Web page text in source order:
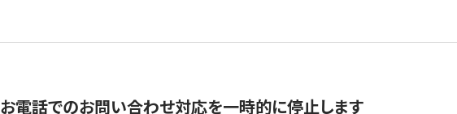
お電話でのお問い合わせ対応を一時的に停止します